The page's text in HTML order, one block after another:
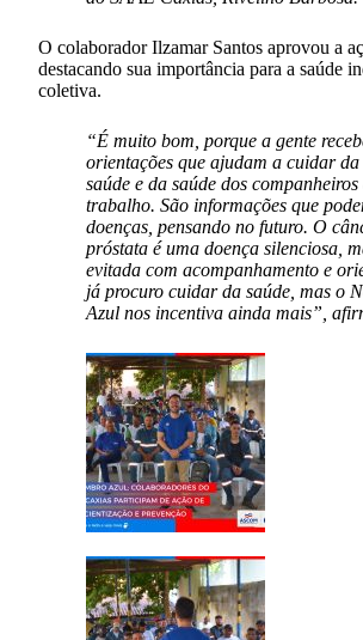
O colaborador Ilzamar Santos aprovou a
destacando sua importância para a saúde
coletiva.
“É muito bom, porque a gente
orientações que ajudam a cuidar da
saúde e da saúde dos companheiros
trabalho. São informações que
doenças, pensando no futuro. O
próstata é uma doença silenciosa,
evitada com acompanhamento e
já procuro cuidar da saúde, mas o
Azul nos incentiva ainda mais”,